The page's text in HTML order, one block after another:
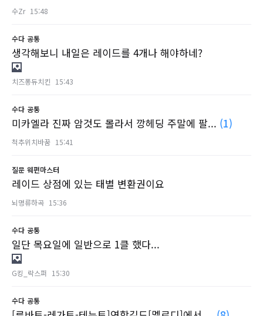
수Zr 15:48
수다 공통
생각해보니 내일은 레이드를 4개나 해야하네?
치즈퐁듀치킨 15:43
수다 공통
미카엘라 진짜 암것도 몰라서 깡헤딩 주말에 팔... (1)
척추위치바꿈 15:41
질문 웨펀마스터
레이드 상점에 있는 태별 변환권이요
뇌명류하곡 15:36
수다 공통
일단 목요일에 일반으로 1클 했다...
G킹_락스퍼 15:30
수다 공통